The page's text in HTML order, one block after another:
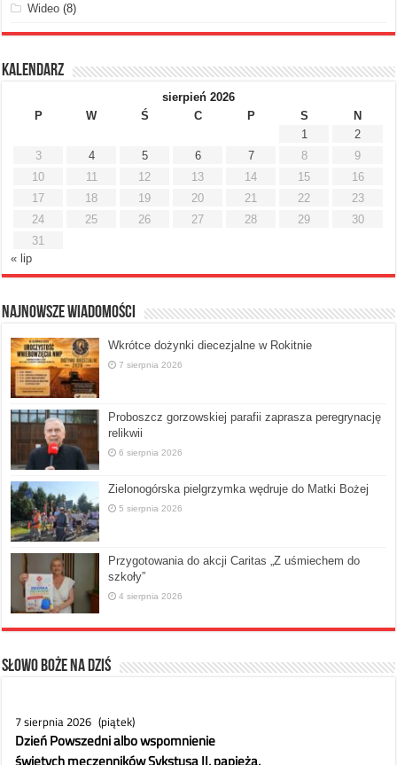
Wideo (8)
Kalendarz
sierpień 2026
P
W Ś C P S
N
1
2
3
4 5 6 7 8
9
10
11 12 13 14 15
16
17
18 19 20 21 22
23
24
25 26 27 28 29
30
31
« lip
Najnowsze Wiadomości
Wkrótce dożynki diecezjalne w Rokitnie
7 sierpnia 2026
Proboszcz gorzowskiej parafii zaprasza peregrynację
relikwii
6 sierpnia 2026
Zielonogórska pielgrzymka wędruje do Matki Bożej
5 sierpnia 2026
Przygotowania do akcji Caritas „Z uśmiechem do
szkoły”
4 sierpnia 2026
Słowo Boże na dziś